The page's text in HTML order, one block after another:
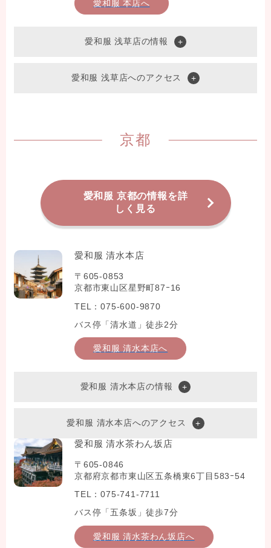
愛和服 本店へ
愛和服 浅草店の情報
愛和服 浅草店へのアクセス
京都
愛和服 京都の情報を詳
しく見る
愛和服 清水本店
〒605-0853
京都市東山区星野町87ｰ16
TEL：075-600-9870
バス停「清水道」徒歩2分
愛和服 清水本店へ
愛和服 清水本店の情報
愛和服 清水本店へのアクセス
愛和服 清水茶わん坂店
〒605-0846
京都府京都市東山区五条橋東6丁目583ｰ54
TEL：075-741-7711
バス停「五条坂」徒歩7分
愛和服 清水茶わん坂店へ